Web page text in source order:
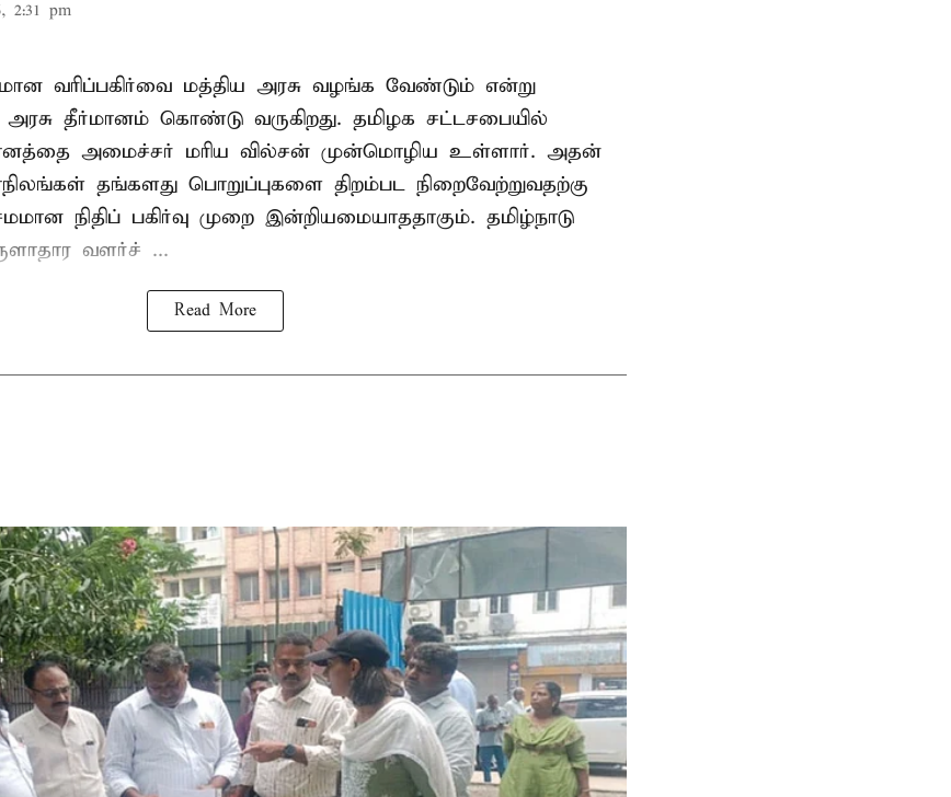
2:31 pm
வரிப்பகிர்வை மத்திய அரசு வழங்க வேண்டும் என்று
தீர்மானம் கொண்டு வருகிறது. தமிழக சட்டசபையில்
அமைச்சர் மரிய வில்சன் முன்மொழிய உள்ளார். அதன்
தங்களது பொறுப்புகளை திறம்பட நிறைவேற்றுவதற்கு
நிதிப் பகிர்வு முறை இன்றியமையாததாகும். தமிழ்நாடு
வளர்ச் ...
Read More